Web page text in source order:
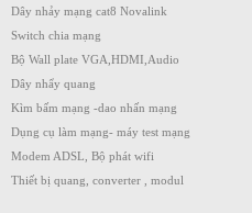
Dây nhảy mạng cat8 Novalink
Switch chia mạng
Bộ Wall plate VGA,HDMI,Audio
Dây nhẩy quang
Kìm bấm mạng -dao nhấn mạng
Dụng cụ làm mạng- máy test mạng
Modem ADSL, Bộ phát wifi
Thiết bị quang, converter , modul